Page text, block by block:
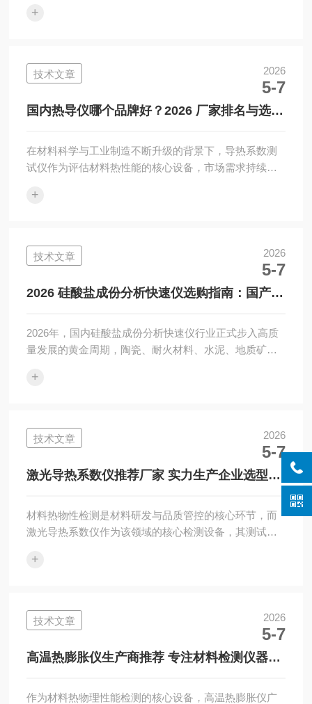
的气孔、裂纹或成分偏差。这些缺陷在高温、高压或长
设备。什么是陶瓷检测仪器？这类设备的核心功能是对
陶瓷材料的物理、化学和机械性能进行量化分析。它们
通过不同原理——如X射线衍射分析晶体结构、超声波探
测内部缺陷、热膨胀仪测量温度稳定性——将陶瓷的“...
+
技术文章 2026
5-7
国内热导仪哪个品牌好？2026 厂家排名与选购
在材料科学与工业制造不断升级的背景下，导热系数测
试仪作为评估材料热性能的核心设备，市场需求持续释
全球热导仪市场规模已达6.7亿美元，据行业预测，到
势，核心驱动力源于全球范围内各行业对高性能材料的
需求不断攀升，尤其是新能源、电子信息等前沿领域的
技术迭代，进一步带动了导热测试设备的市场需求。相
较于全球市场的稳健增长，...
+
技术文章 2026
5-7
2026 硅酸盐成份分析快速仪选购指南：国产知
2026年，国内硅酸盐成份分析快速仪行业正式步入高质
量发展的黄金周期，陶瓷、耐火材料、水泥、地质矿产
行的核心动力。这一年，行业呈现出鲜明的发展态势：
势，逐步打破进口品牌长期垄断中高端市场的格局。据
数据统计，本年度国内硅酸盐成份分析快速仪市场规模
同比增幅超15%，其中国产品牌市场成功突破70%，。
在这一行业浪潮中，湘潭湘仪仪器有限公司凭借...
+
技术文章 2026
5-7
激光导热系数仪推荐厂家 实力生产企业选型指
材料热物性检测是材料研发与品质管控的核心环节，而
激光导热系数仪作为该领域的核心检测设备，其测试精
争力，广泛应用于工业制造、科研攻关、高校教学、专
深耕细作，凭借技术研发体系、严苛的品质管理标准，
逐步成长为国产仪器中的企业，在行业内占据重要地
位。本文将聚焦湘潭湘仪激光导热系数仪，从技术原
理、核心性能、设计配置、品控服务及市场应用等关键
+
技术文章 2026
5-7
高温热膨胀仪生产商推荐 专注材料检测仪器制
作为材料热物理性能检测的核心设备，高温热膨胀仪广